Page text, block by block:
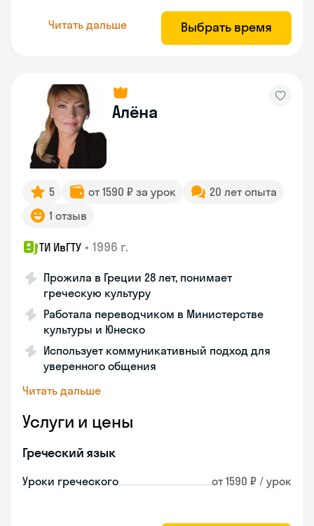
Читать дальше Выбрать время
Алёна
5 от 1590 ₽ за урок
20 лет опыта
1 отзыв
ТИ ИвГТУ • 1996 г.
Прожила в Греции 28 лет, понимает
греческую культуру
Работала переводчиком в Министерстве
культуры и Юнеско
Использует коммуникативный подход для
уверенного общения
Читать дальше
Услуги и цены
Греческий язык
Уроки греческого от 1590 ₽ / урок